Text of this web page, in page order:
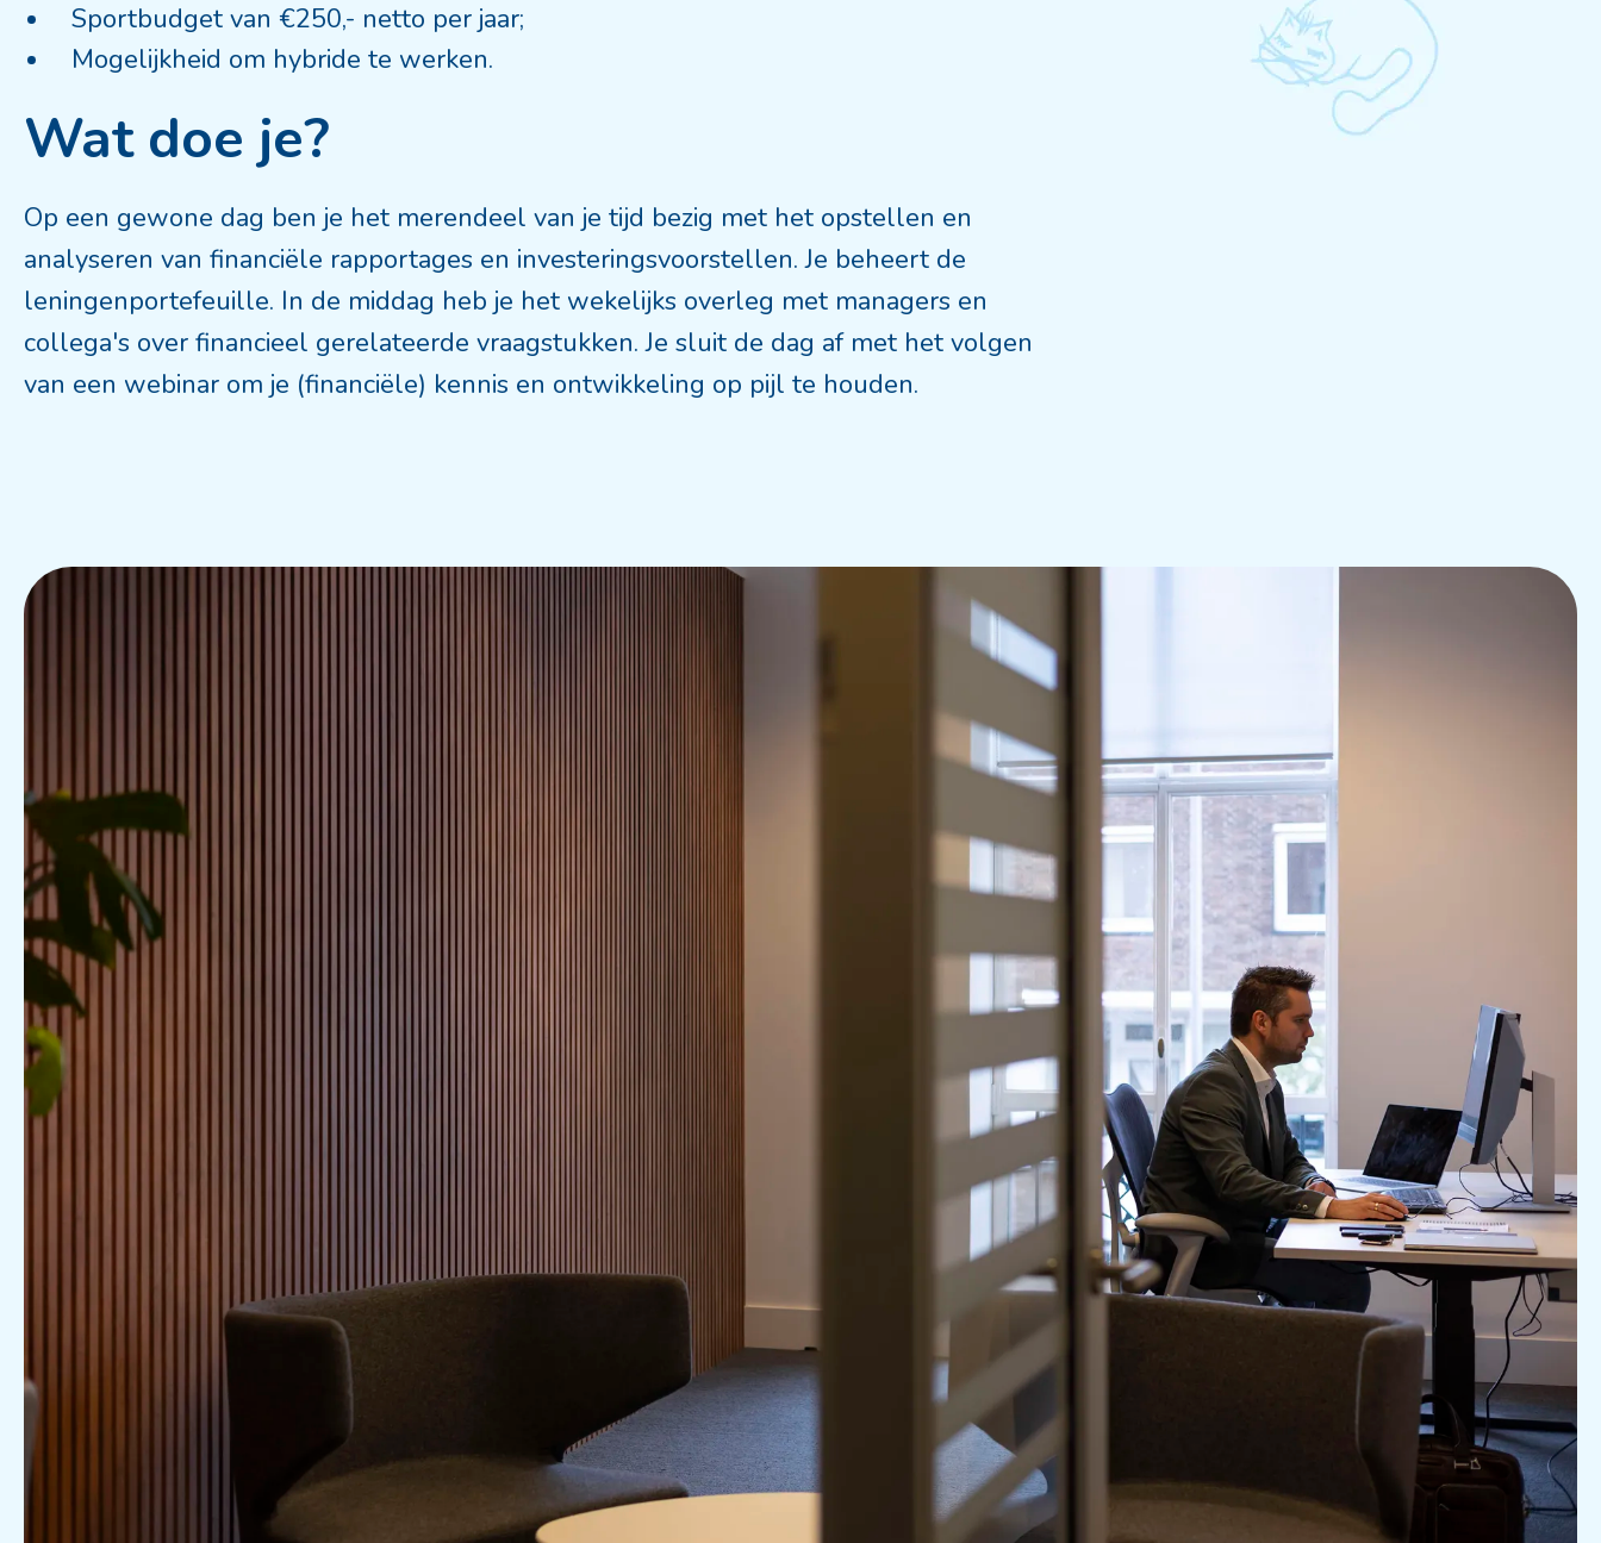
Sportbudget van €250,- netto per jaar;
Mogelijkheid om hybride te werken.
Wat doe je?
Op een gewone dag ben je het merendeel van je tijd bezig met het opstellen en
analyseren van financiële rapportages en investeringsvoorstellen. Je beheert de
leningenportefeuille. In de middag heb je het wekelijks overleg met managers en
collega's over financieel gerelateerde vraagstukken. Je sluit de dag af met het volgen
van een webinar om je (financiële) kennis en ontwikkeling op pijl te houden.